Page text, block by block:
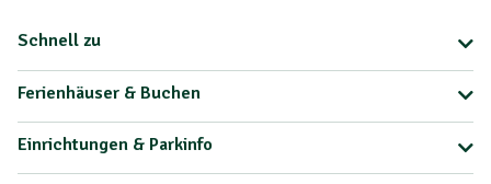
Schnell zu
Ferienhäuser & Buchen
Einrichtungen & Parkinfo